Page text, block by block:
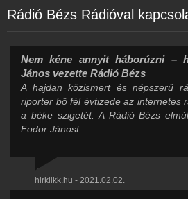
Rádió Bézs Rádióval
Nem kéne annyit háborúzni –
János vezette Rádió Bézs
A hajdan közismert és népszerű
riporter bő fél évtizede az internetes
a béke szigetét. A Rádió Bézs
Fodor Jánost.
hirklikk.hu - 2021.02.02.